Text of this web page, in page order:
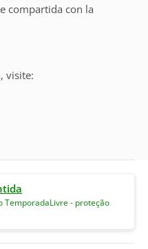
compartida con la
visite:
TemporadaLivre - proteção